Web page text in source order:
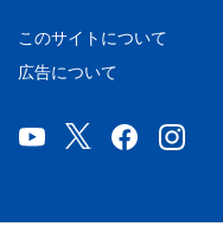
このサイトについて
広告について